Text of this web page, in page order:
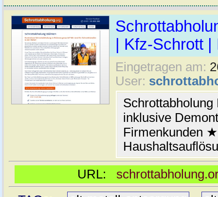
| Kfz-Schrott
Eingetragen am:
User:
inklusive
Firmenkunden
URL: